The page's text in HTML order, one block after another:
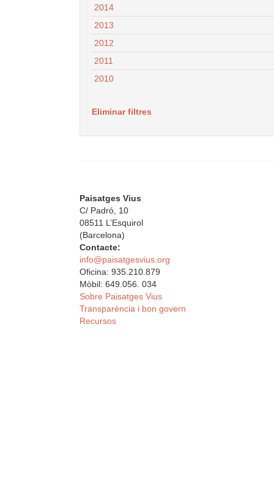
2014
2013
2012
2011
2010
Eliminar filtres
Paisatges Vius
C/ Padró, 10
08511 L’Esquirol
(Barcelona)
Contacte:
info@paisatgesvius.org
Oficina: 935.210.879
Mòbil: 649.056. 034
Sobre Paisatges Vius
Transparència i bon govern
Recursos